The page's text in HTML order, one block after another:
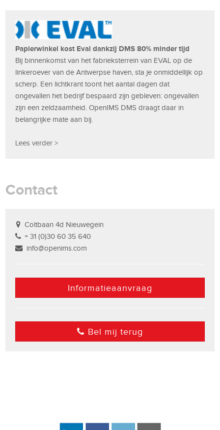
Papierwinkel kost Eval dankzij DMS 80% minder tijd
Bij binnenkomst van het fabrieksterrein van EVAL op de
linkeroever van de Antwerpse haven, sta je onmiddellijk op
scherp. Een lichtkrant toont het aantal dagen dat
ongevallen het bedrijf bespaard zijn gebleven: ongevallen
zijn een zeldzaamheid. OpenIMS DMS draagt daar in
belangrijke mate aan bij.
Lees verder >
Contact
Coltbaan 4d Nieuwegein
+ 31 (0)30 60 35 640
info@openims.com
Informatieaanvraag
Bel mij terug